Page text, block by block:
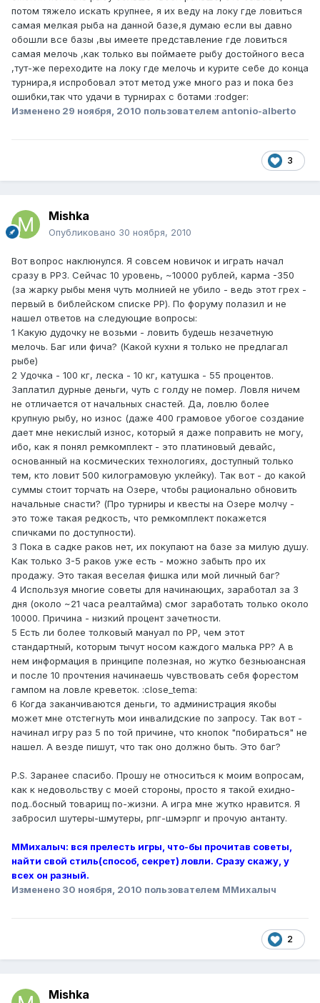
потом тяжело искать крупнее, я их веду на локу где ловиться
самая мелкая рыба на данной базе,я думаю если вы давно
обошли все базы ,вы имеете представление где ловиться
самая мелочь ,как только вы поймаете рыбу достойного веса
,тут-же переходите на локу где мелочь и курите себе до конца
турнира,я испробовал этот метод уже много раз и пока без
ошибки,так что удачи в турнирах с ботами :rodger:
Изменено 29 ноября, 2010 пользователем antonio-alberto
3
Mishka
Опубликовано 30 ноября, 2010
Вот вопрос наклюнулся. Я совсем новичок и играть начал
сразу в РР3. Сейчас 10 уровень, ~10000 рублей, карма -350
(за жарку рыбы меня чуть молнией не убило - ведь этот грех -
первый в библейском списке РР). По форуму полазил и не
нашел ответов на следующие вопросы:
1 Какую дудочку не возьми - ловить будешь незачетную
мелочь. Баг или фича? (Какой кухни я только не предлагал
рыбе)
2 Удочка - 100 кг, леска - 10 кг, катушка - 55 процентов.
Заплатил дурные деньги, чуть с голду не помер. Ловля ничем
не отличается от начальных снастей. Да, ловлю более
крупную рыбу, но износ (даже 400 грамовое убогое создание
дает мне некислый износ, который я даже поправить не могу,
ибо, как я понял ремкомплект - это платиновый девайс,
основанный на космических технологиях, доступный только
тем, кто ловит 500 килограмовую уклейку). Так вот - до какой
суммы стоит торчать на Озере, чтобы рационально обновить
начальные снасти? (Про турниры и квесты на Озере молчу -
это тоже такая редкость, что ремкомплект покажется
спичками по доступности).
3 Пока в садке раков нет, их покупают на базе за милую душу.
Как только 3-5 раков уже есть - можно забыть про их
продажу. Это такая веселая фишка или мой личный баг?
4 Используя многие советы для начинающих, заработал за 3
дня (около ~21 часа реалтайма) смог заработать только около
10000. Причина - низкий процент зачетности.
5 Есть ли более толковый мануал по РР, чем этот
стандартный, которым тычут носом каждого малька РР? А в
нем информация в принципе полезная, но жутко безньюансная
и после 10 прочтения начинаешь чувствовать себя форестом
гампом на ловле креветок. :close_tema:
6 Когда заканчиваются деньги, то администрация якобы
может мне отстегнуть мои инвалидские по запросу. Так вот -
начинал игру раз 5 по той причине, что кнопок "побираться" не
нашел. А везде пишут, что так оно должно быть. Это баг?
P.S. Заранее спасибо. Прошу не относиться к моим вопросам,
как к недовольству с моей стороны, просто я такой ехидно-
под..босный товарищ по-жизни. А игра мне жутко нравится. Я
забросил шутеры-шмутеры, рпг-шмэрпг и прочую антанту.
ММихалыч: вся прелесть игры, что-бы прочитав советы,
найти свой стиль(способ, секрет) ловли. Сразу скажу, у
всех он разный.
Изменено 30 ноября, 2010 пользователем ММихалыч
2
Mishka